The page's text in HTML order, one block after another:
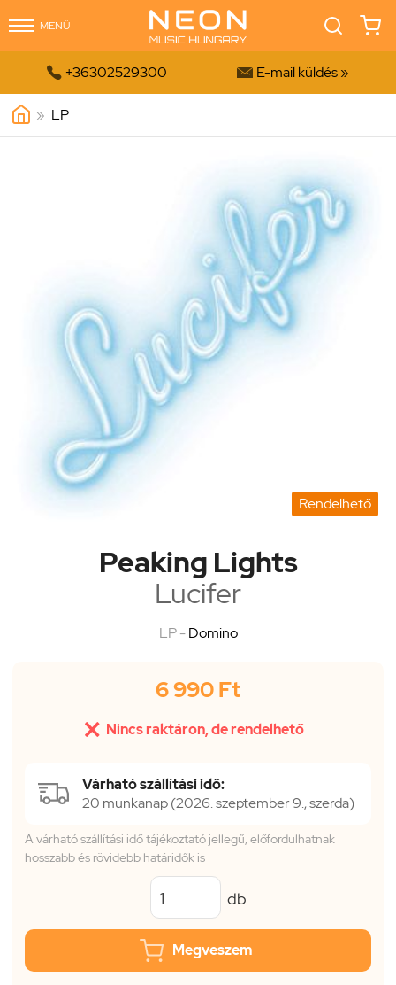
MENÜ
 +36302529300  E-mail küldés »
» LP
Rendelhető
Peaking Lights
Lucifer
LP -Domino
6 990 Ft
 Nincs raktáron, de rendelhető
Várható szállítási idő:
20 munkanap (2026. szeptember 9., szerda)
A várható szállítási idő tájékoztató jellegű, előfordulhatnak
hosszabb és rövidebb határidők is
db
Megveszem